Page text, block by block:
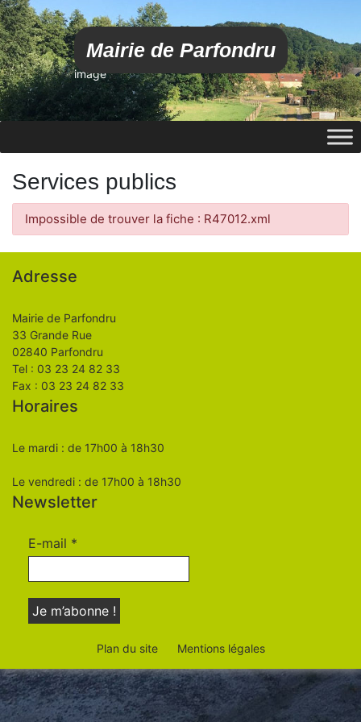
Mairie de Parfondru
image
Services publics
Impossible de trouver la fiche : R47012.xml
Adresse
Mairie de Parfondru
33 Grande Rue
02840 Parfondru
Tel : 03 23 24 82 33
Fax : 03 23 24 82 33
Horaires
Le mardi : de 17h00 à 18h30
Le vendredi : de 17h00 à 18h30
Newsletter
E-mail *
Plan du site Mentions légales